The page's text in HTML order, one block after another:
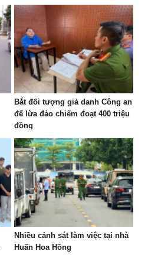
Bắt đối tượng giả danh Công an
để lừa đảo chiếm đoạt 400 triệu
đồng
Nhiều cảnh sát làm việc tại nhà
Huấn Hoa Hồng